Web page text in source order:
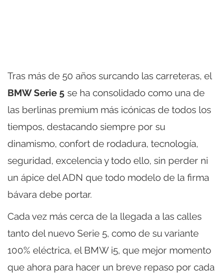
Tras más de 50 años surcando las carreteras, el
BMW Serie 5 se ha consolidado como una de
las berlinas premium más icónicas de todos los
tiempos, destacando siempre por su
dinamismo, confort de rodadura, tecnología,
seguridad, excelencia y todo ello, sin perder ni
un ápice del ADN que todo modelo de la firma
bávara debe portar.
Cada vez más cerca de la llegada a las calles
tanto del nuevo Serie 5, como de su variante
100% eléctrica, el BMW i5, que mejor momento
que ahora para hacer un breve repaso por cada